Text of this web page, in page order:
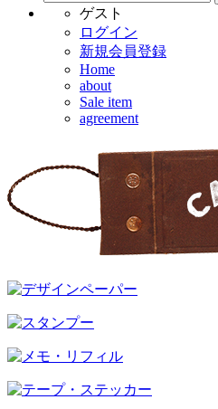
ゲスト
ログイン
新規会員登録
Home
about
Sale item
agreement